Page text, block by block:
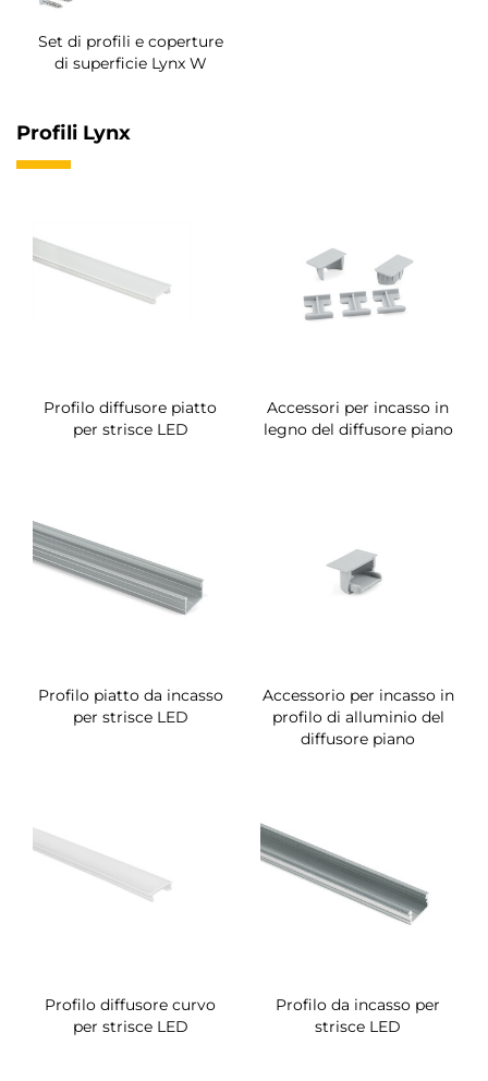
Set di profili e coperture
di superficie Lynx W
Profili Lynx
Profilo diffusore piatto
per strisce LED
Accessori per incasso in
legno del diffusore piano
Profilo piatto da incasso
per strisce LED
Accessorio per incasso in
profilo di alluminio del
diffusore piano
Profilo diffusore curvo
per strisce LED
Profilo da incasso per
strisce LED